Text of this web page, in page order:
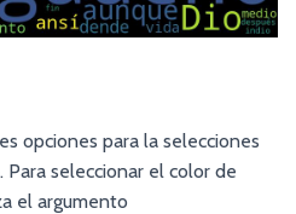
opciones para la selecciones
seleccionar el color de
el argumento